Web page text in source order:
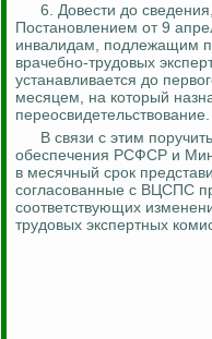
6. Довести до
Постановлением от 9
инвалидам, подлежащим
врачебно-трудовых
устанавливается до
месяцем, на который
переосвидетельствование.
В связи с этим
обеспечения РСФСР и
в месячный срок
согласованные с ВЦСПС
соответствующих
трудовых экспертных